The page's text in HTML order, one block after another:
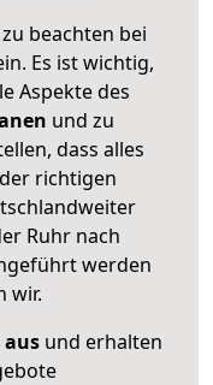
beachten bei
Es ist wichtig,
Aspekte des
und zu
dass alles
richtigen
Ruhr nach
werden
wir.
und erhalten